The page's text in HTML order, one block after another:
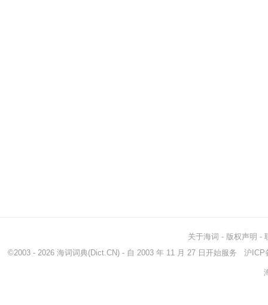
关于海词 - 版权声明 -
©2003 - 2026 海词词典(Dict.CN) - 自 2003 年 11 月 27 日开始服务 沪ICP